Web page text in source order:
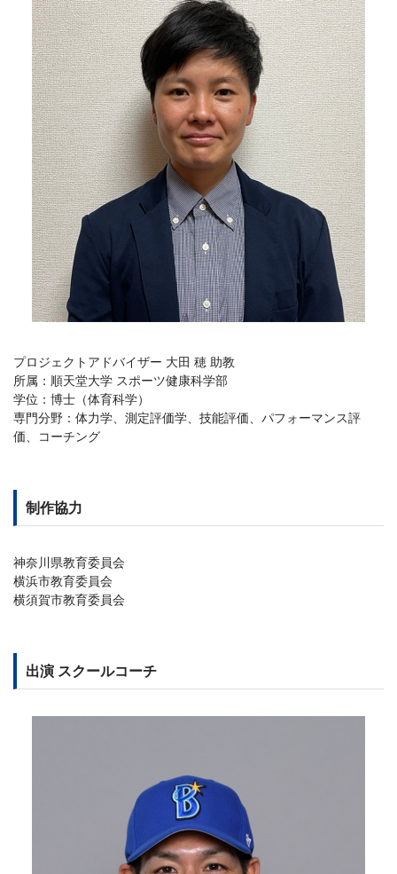
プロジェクトアドバイザー 大田 穂 助教
所属：順天堂大学 スポーツ健康科学部
学位：博士（体育科学）
専門分野：体力学、測定評価学、技能評価、パフォーマンス評
価、コーチング
制作協力
神奈川県教育委員会
横浜市教育委員会
横須賀市教育委員会
出演 スクールコーチ